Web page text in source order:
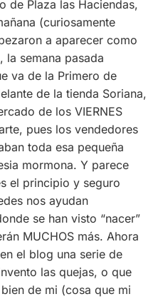
de Plaza las Haciendas,
(curiosamente
a aparecer como
la semana pasada
va de la Primero de
de la tienda Soriana,
de los VIERNES
pues los vendedores
toda esa pequeña
mormona. Y parece
el principio y seguro
nos ayudan
se han visto “nacer”
MUCHOS más. Ahora
el blog una serie de
las quejas, o que
de mi (cosa que mi